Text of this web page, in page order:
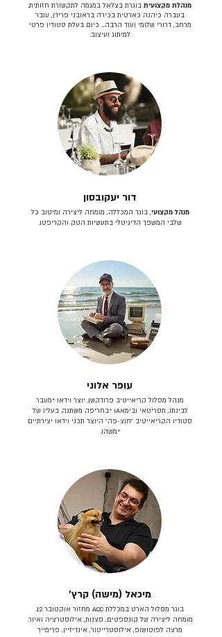
מנהלת מקצועית בוגרת בצלאל במגמה לתקשורת חזותית.
בעברה כיהנה כארטית בכירה בראובני פרידן, ענבר
מרחב, דרורי שלומי ועוד הרבה… כיום בעלת סטודיו פרטי
למיתוג ועיצוב.
דור יעקובסון
מנהל מקצועי, בוגר המכללה, מומחה ליצירה ומיטוב כל
שלבי המשפך הדיגיטלי בתעשיות הטק והקריפטו.
עופר אלוני
מנהל מסלול קריאייטיב פרודקשן. יוצר וידאו *מעבר
לבינתו, תסריטאי וב​ימאiA‎ *בחריפה משתנה. בעליו של
סטודיו הקריאייטיב ״חוצ-פה״ היוצר תכני וידאו יצירתיים
*משהו.
מיכאל (מישה) קרץ׳
בוגר מסלול הארט במכללת ACC מחזור אוקטובר 12.
מומחה ליצירה של קונספטים, סצנות, אילוסטרציה ואיור.
מרצה לפוטושופ, אילוסטרייטור, אינדיזיין, פרימייר